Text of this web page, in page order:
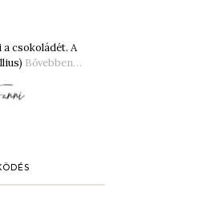
csokoládét. A
Bővebben…